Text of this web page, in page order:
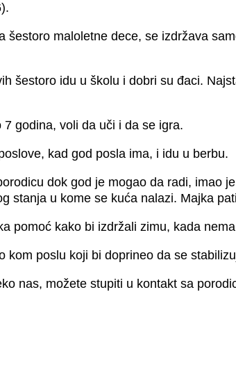
šestoro maloletne dece, se izdržava
šestoro idu u školu i dobri su đaci.
godina, voli da uči i da se igra.
kad god posla ima, i idu u berbu.
dok god je mogao da radi, imao
stanja u kome se kuća nalazi. Majka
pomoć kako bi izdržali zimu, kada
kom poslu koji bi doprineo da se
nas, možete stupiti u kontakt sa